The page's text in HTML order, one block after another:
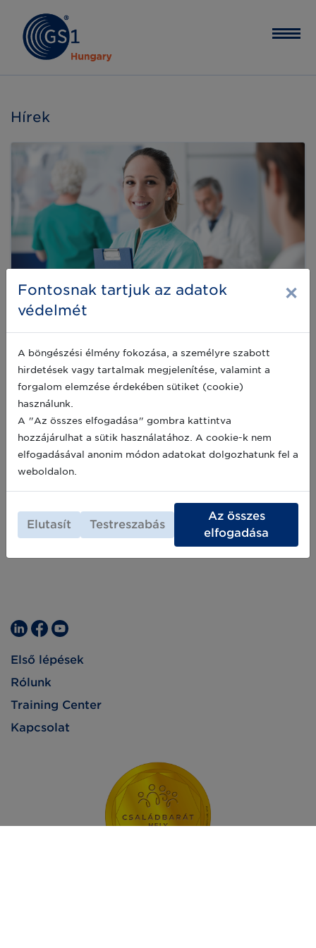
Hírek
Magyar kórház először mutatja be
sikereit a Globális Egészségügyi
konferencián!
A 37. Global GS1 Healthcare Conference
keretein belül először hallható magyar kórház
sikeres GS1 szabványbevezetése. Hallgassa
meg az egri Markhot Ferenc Kórház előadását
a párizsi konferencián!
2022-09-09
Archív hírek >>
Első lépések
Rólunk
Training Center
Kapcsolat
Fontosnak tartjuk az adatok
védelmét
×
A böngészési élmény fokozása, a személyre szabott
hirdetések vagy tartalmak megjelenítése, valamint a
forgalom elemzése érdekében sütiket (cookie)
használunk.
A "Az összes elfogadása" gombra kattintva
hozzájárulhat a sütik használatához. A cookie-k nem
elfogadásával anonim módon adatokat dolgozhatunk fel a
weboldalon.
Elutasít Testreszabás
Az összes
elfogadása